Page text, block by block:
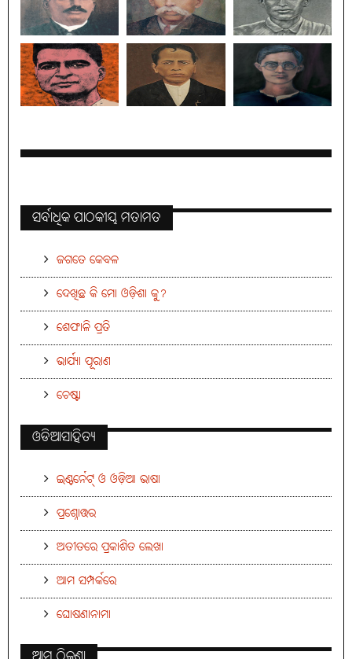
ସର୍ବାଧିକ ପାଠକୀୟ ମତାମତ
ଜଗତେ କେବଳ
ଦେଖିଛ କି ମୋ ଓଡ଼ିଶା କୁ?
ଶେଫାଳି ପ୍ରତି
ଭାର୍ଯ୍ୟା ପୂରାଣ
ଚେଷ୍ଟା
ଓଡିଆସାହିତ୍ୟ
ଇଣ୍ଟର୍ନେଟ୍ ଓ ଓଡ଼ିଆ ଭାଷା
ପ୍ରଶ୍ନୋତ୍ତର
ଅତୀତରେ ପ୍ରକାଶିତ ଲେଖା
ଆମ ସମ୍ପର୍କରେ
ଘୋଷଣାନାମା